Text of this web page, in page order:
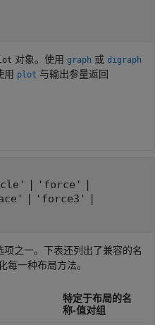
对象。使用 graph 或 digraph
用 plot 与输出参量返回
| 'force' |
| 'force3' |
之一。下表还列出了兼容的名
一种布局方法。
特定于布局的名
称-值对组